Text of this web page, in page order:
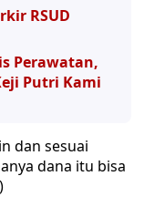
RSUD
Perawatan,
Putri Kami
dan sesuai
dana itu bisa